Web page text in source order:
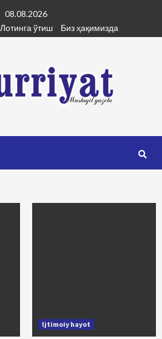
08.08.2026
Лотинга ўтиш Биз ҳақимизда
Ijtimoiy hayot